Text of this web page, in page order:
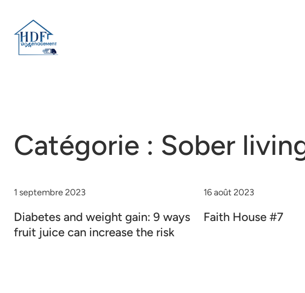
Catégorie : Sober
1 septembre 2023
Diabetes and weight gain: 9 ways
fruit juice can increase the risk
16 août 2023
Faith House #7